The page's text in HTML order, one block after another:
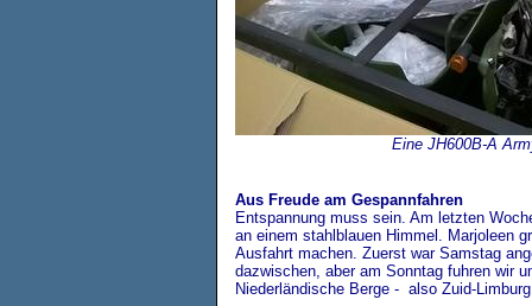
Eine JH600B-A
Aus Freude am Gespannfahren
Entspannung muss sein. Am letzten
an einem stahlblauen Himmel. Marjoleen
Ausfahrt machen. Zuerst war Samstag
dazwischen, aber am Sonntag fuhren wir
Niederländische Berge - also Zuid-